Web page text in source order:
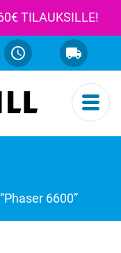
TILAUKSILLE!
6600”